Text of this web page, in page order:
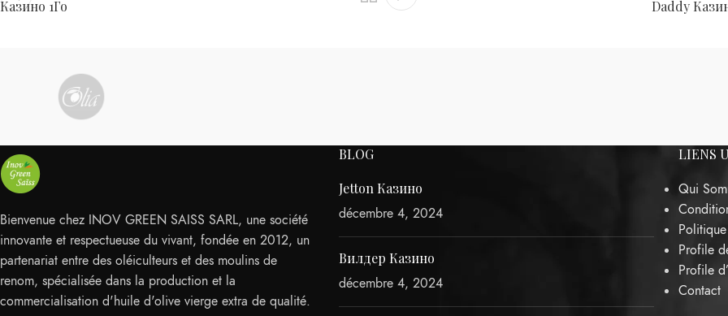
Казино 1Го Daddy
Bienvenue chez INOV GREEN SAISS SARL, une société
innovante et respectueuse du vivant, fondée en 2012, un
partenariat entre des oléiculteurs et des moulins de
renom, spécialisée dans la production et la
commercialisation d'huile d'olive vierge extra de qualité.
BLOG
Jetton Казино
décembre 4, 2024
Вилдер Казино
décembre 4, 2024
LIENS
Qui
Profile
Profile
Contact